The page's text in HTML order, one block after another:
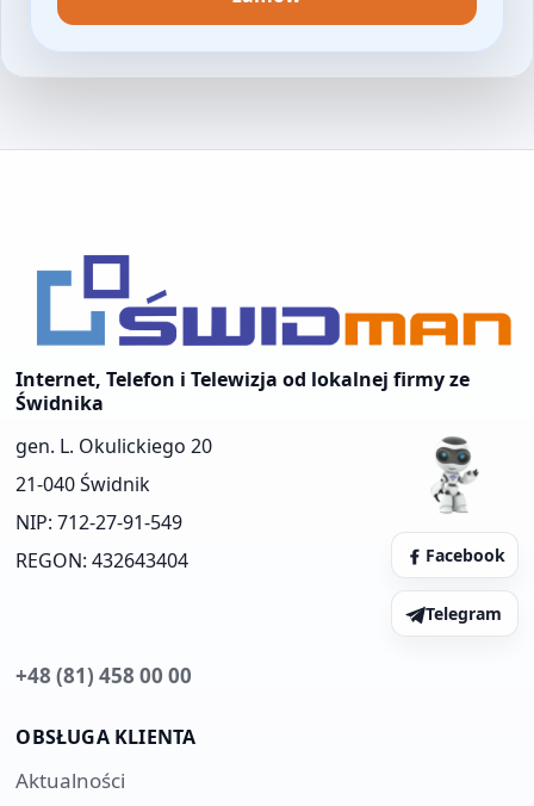
Internet, Telefon i Telewizja od lokalnej firmy ze
Świdnika
gen. L. Okulickiego 20
21-040 Świdnik
NIP: 712-27-91-549
REGON: 432643404
Facebook
Telegram
+48 (81) 458 00 00
OBSŁUGA KLIENTA
Aktualności